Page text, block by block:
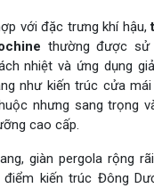
với đặc trưng khí hậu,
thường được sử
nhiệt và ứng dụng
như kiến trúc cửa
nhưng sang trọng
cao cấp.
giàn pergola rộng
kiến trúc Đông